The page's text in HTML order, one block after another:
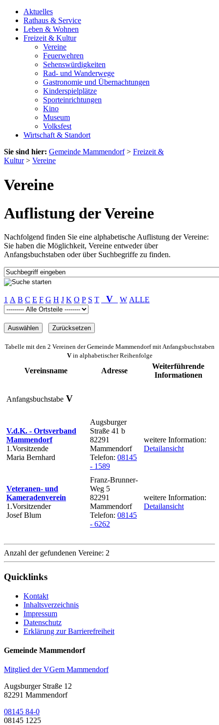
Aktuelles
Rathaus & Service
Leben & Wohnen
Freizeit & Kultur
Vereine
Feuerwehren
Sehenswürdigkeiten
Rad- und Wanderwege
Gastronomie und Übernachtungen
Kinderspielplätze
Sporteinrichtungen
Kino
Museum
Volksfest
Wirtschaft & Standort
Sie sind hier: Gemeinde Mammendorf> Freizeit &
Kultur> Vereine
Vereine
Auflistung der Vereine
Nachfolgend finden Sie eine alphabetische Auflistung der Vereine:
Sie haben die Möglichkeit, Vereine entweder über
Anfangsbuchstaben oder über Suchbegriffe zu finden.
1 A B C E F G H J K O P S T V W ALLE
Tabelle mit den 2 Vereinen der Gemeinde Mammendorf mit Anfangsbuchstaben
Vin alphabetischer Reihenfolge
Vereinsname Adresse
Weiterführende
Informationen
Anfangsbuchstabe V
V.d.K. - Ortsverband
Mammendorf
1.Vorsitzende
Maria Bernhard
Augsburger
Straße 41 b
82291
Mammendorf
Telefon: 08145
- 1589
weitere Information:
Detailansicht
Veteranen- und
Kameradenverein
1.Vorsitzender
Josef Blum
Franz-Brunner-
Weg 5
82291
Mammendorf
Telefon: 08145
- 6262
weitere Information:
Detailansicht
Anzahl der gefundenen Vereine: 2
Quicklinks
Kontakt
Inhaltsverzeichnis
Impressum
Datenschutz
Erklärung zur Barrierefreiheit
Gemeinde Mammendorf
Mitglied der VGem Mammendorf
Augsburger Straße 12
82291 Mammendorf
08145 84-0
08145 1225